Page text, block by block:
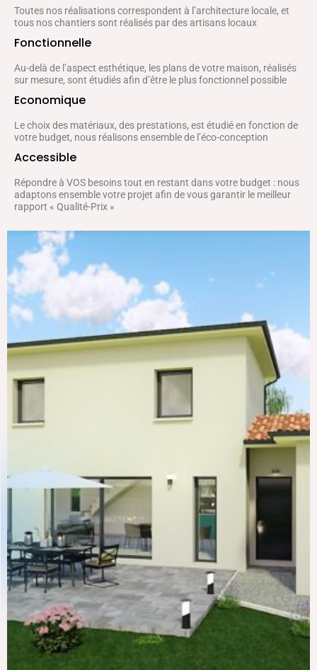
Toutes nos réalisations correspondent à l’architecture locale, et
tous nos chantiers sont réalisés par des artisans locaux
Fonctionnelle
Au-delà de l’aspect esthétique, les plans de votre maison, réalisés
sur mesure, sont étudiés afin d’être le plus fonctionnel possible
Economique
Le choix des matériaux, des prestations, est étudié en fonction de
votre budget, nous réalisons ensemble de l’éco-conception
Accessible
Répondre à VOS besoins tout en restant dans votre budget : nous
adaptons ensemble votre projet afin de vous garantir le meilleur
rapport « Qualité-Prix »